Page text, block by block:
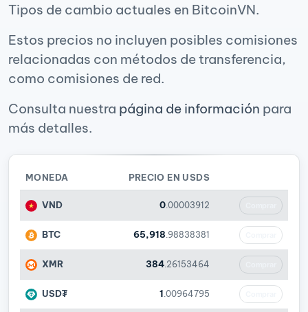
Tipos de cambio actuales en BitcoinVN.
Estos precios no incluyen posibles comisiones
relacionadas con métodos de transferencia,
como comisiones de red.
Consulta nuestra página de información para
más detalles.
MONEDA PRECIO EN USDS
VND 0 .00003912
BTC 65,918 .98838381
XMR 384 .26153464
USD₮ 1 .00964795